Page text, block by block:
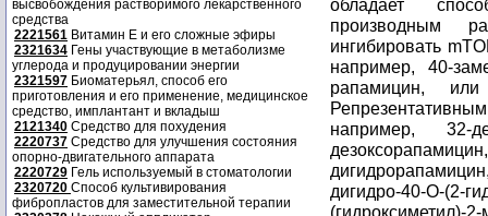
высвобождения растворимого лекарственного
средства
2221561 Витамин Е и его сложные эфиры
2321634 Гены участвующие в метаболизме
углерода и продуцировании энергии
2321597 Биоматерьял, способ его
приготовления и его применение, медицинское
средство, имплантант и вкладыш
2121340 Средство для похудения
2220737 Средство для улучшения состояния
опорно-двигательного аппарата
2220729 Гель используемый в стоматологии
2320720 Способ культивирования
фибропластов для заместительной терапии
обладает
производным
ингибировать
например, 40-
рапамицин, или
например, 32-
дигидро-40-O-(2-
(гидроксиметил)-